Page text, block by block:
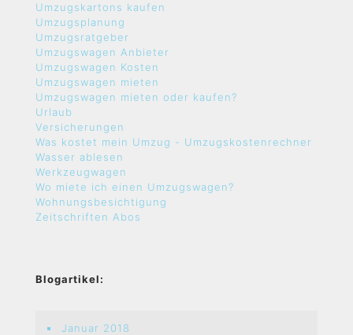
Umzugskartons kaufen
Umzugsplanung
Umzugsratgeber
Umzugswagen Anbieter
Umzugswagen Kosten
Umzugswagen mieten
Umzugswagen mieten oder kaufen?
Urlaub
Versicherungen
Was kostet mein Umzug - Umzugskostenrechner
Wasser ablesen
Werkzeugwagen
Wo miete ich einen Umzugswagen?
Wohnungsbesichtigung
Zeitschriften Abos
Blogartikel:
Januar 2018